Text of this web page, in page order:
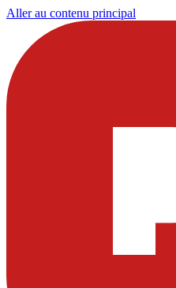
Aller au contenu principal